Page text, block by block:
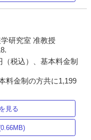
研究室 准教授
税込）、基本料金制
料金制の方共に1,199
見る